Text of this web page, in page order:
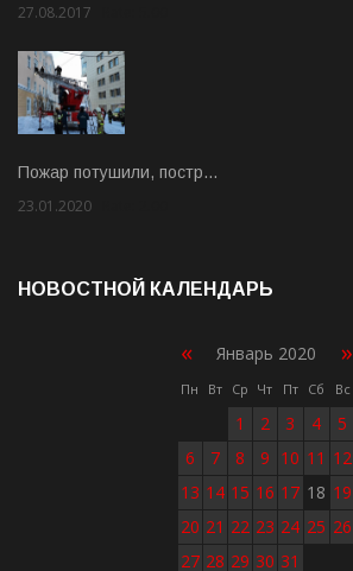
27.08.2017
Пожар потушили, постр…
23.01.2020
НОВОСТНОЙ КАЛЕНДАРЬ
« Январь 2020 »
Пн Вт Ср Чт Пт Сб Вс
1 2 3 4
5
6
7 8 9 10 11 12
13 14 15 16 17 18 19
20 21 22 23 24 25 26
27 28 29 30 31